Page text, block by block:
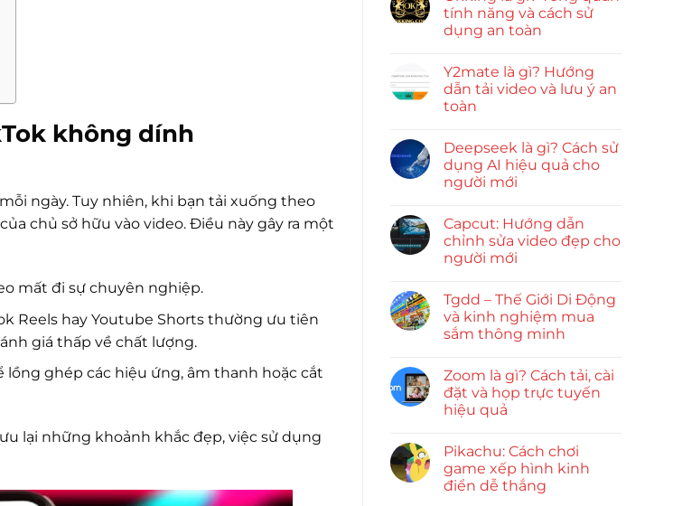
không dính
ngày. Tuy nhiên, khi bạn tải xuống theo
chủ sở hữu vào video. Điều này gây ra một
mất đi sự chuyên nghiệp.
Reels hay Youtube Shorts thường ưu tiên
giá thấp về chất lượng.
ghép các hiệu ứng, âm thanh hoặc cắt
lại những khoảnh khắc đẹp, việc sử dụng
tính năng và cách sử
dụng an toàn
Y2mate là gì? Hướng
dẫn tải video và lưu ý an
toàn
Deepseek là gì? Cách sử
dụng AI hiệu quả cho
người mới
Capcut: Hướng dẫn
chỉnh sửa video đẹp cho
người mới
Tgdd – Thế Giới Di Động
và kinh nghiệm mua
sắm thông minh
Zoom là gì? Cách tải, cài
đặt và họp trực tuyến
hiệu quả
Pikachu: Cách chơi
game xếp hình kinh
điển dễ thắng